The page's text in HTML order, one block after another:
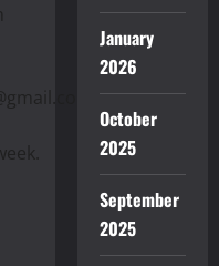
January
2026
October
2025
September
2025